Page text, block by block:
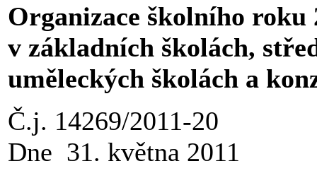
Organizace školního roku
v základních školách,
uměleckých školách a
Č.j. 14269/2011-20
Dne 31. května 2011